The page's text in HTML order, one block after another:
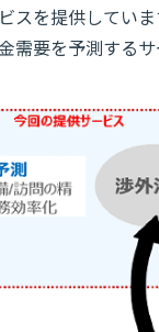
スを提供してい
需要を予測する